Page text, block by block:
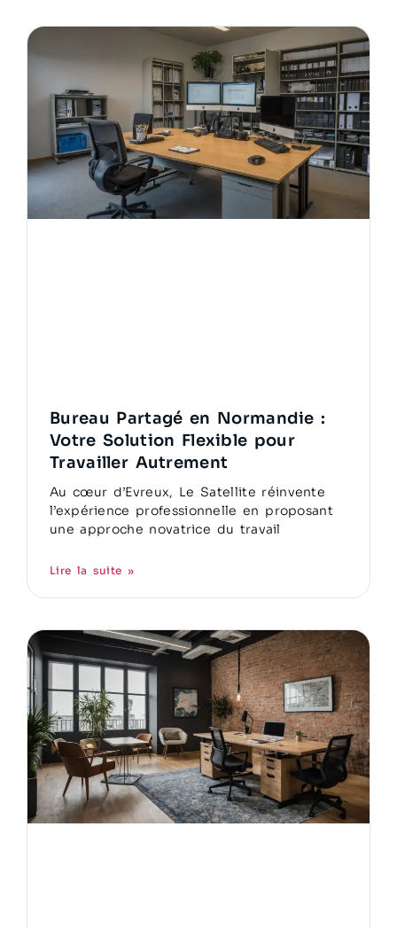
Bureau Partagé en Normandie :
Votre Solution Flexible pour
Travailler Autrement
Au cœur d’Evreux, Le Satellite réinvente
l’expérience professionnelle en proposant
une approche novatrice du travail
Lire la suite »